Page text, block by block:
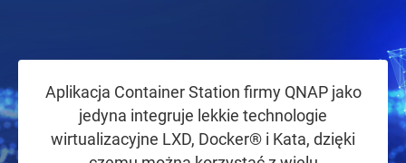
Aplikacja Container Station firmy QNAP jako
jedyna integruje lekkie technologie
wirtualizacyjne LXD, Docker® i Kata, dzięki